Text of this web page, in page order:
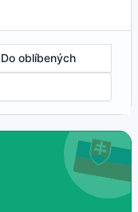
Do oblíbených